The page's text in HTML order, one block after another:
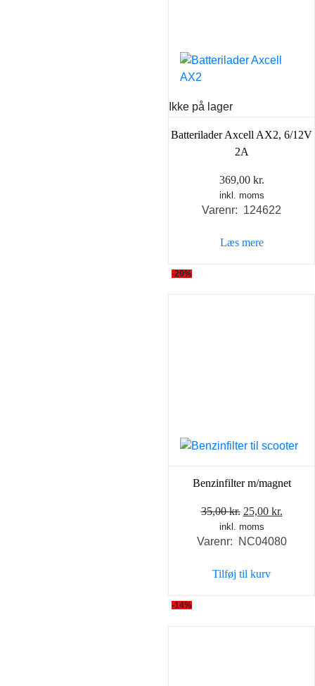
Ikke på lager
Batterilader Axcell AX2, 6/12V
2A
369,00 kr.
inkl. moms
Varenr: 124622
Læs mere
-29%
Benzinfilter m/magnet
35,00kr. Den
oprindelige
pris
35,00 kr..
25,00 kr.Den
pris
inkl. moms
Varenr: NC04080
Tilføj til kurv
-14%